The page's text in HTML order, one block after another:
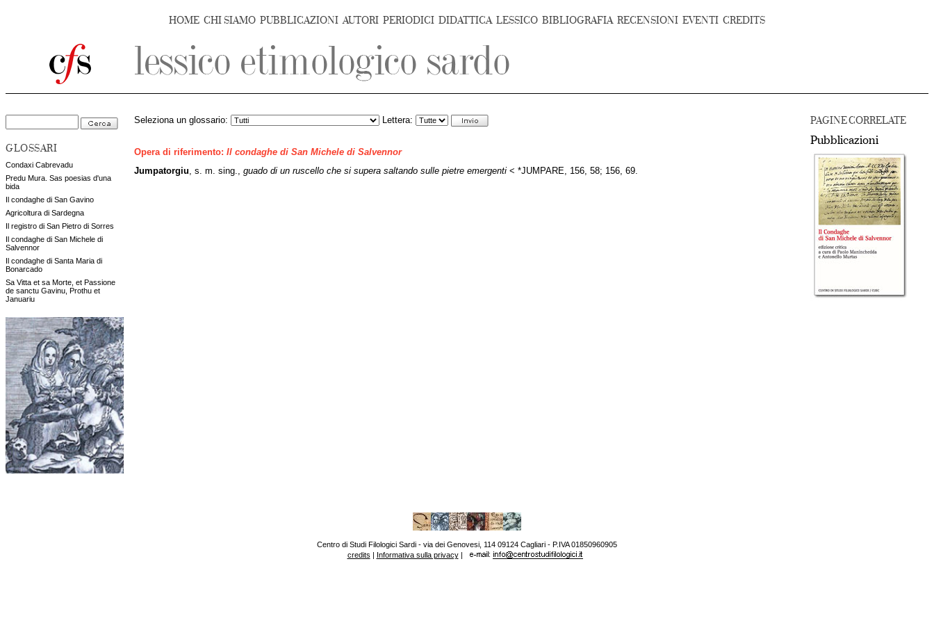
HOME CHI SIAMO PUBBLICAZIONI AUTORI PERIODICI DIDATTICA LESSICO BIBLIOGRAFIA RECENSIONI EVENTI CREDITS
GLOSSARI
Condaxi Cabrevadu
Predu Mura. Sas poesias d'una
bida
Il condaghe di San Gavino
Agricoltura di Sardegna
Il registro di San Pietro di Sorres
Il condaghe di San Michele di
Salvennor
Il condaghe di Santa Maria di
Bonarcado
Sa Vitta et sa Morte, et Passione
de sanctu Gavinu, Prothu et
Januariu
PAGINE CORRELATE
Pubblicazioni
Seleziona un glossario: Lettera:
Opera di riferimento: Il condaghe di San Michele di Salvennor
Jumpatorgiu , s. m. sing., guado di un ruscello che si supera saltando sulle pietre emergenti < *JUMPARE, 156, 58; 156, 69.
Centro di Studi Filologici Sardi - via dei Genovesi, 114 09124 Cagliari - P.IVA 01850960905
credits | Informativa sulla privacy|